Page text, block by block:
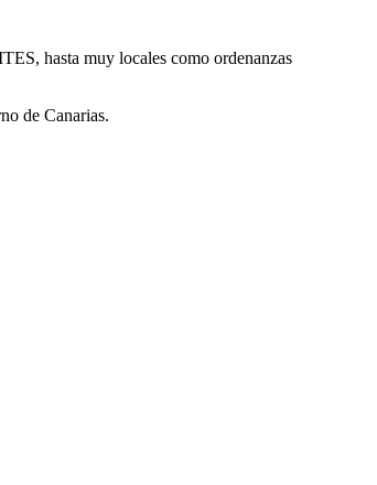
hasta muy locales como ordenanzas
de Canarias.